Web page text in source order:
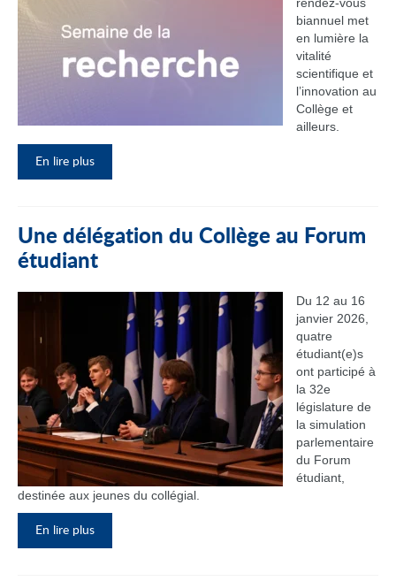
biannuel met
en lumière la
vitalité
scientifique et
l’innovation au
Collège et
ailleurs.
En lire plus
Une délégation du Collège au Forum
étudiant
Du 12 au 16
janvier 2026,
quatre
étudiant(e)s
ont participé à
la 32e
législature de
la simulation
parlementaire
du Forum
étudiant,
destinée aux jeunes du collégial.
En lire plus